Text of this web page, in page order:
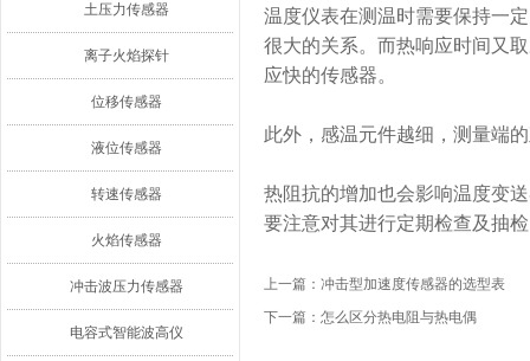
土压力传感器
离子火焰探针
位移传感器
液位传感器
转速传感器
火焰传感器
冲击波压力传感器
电容式智能波高仪
温度仪表在测温时需要保持一
很大的关系。而热响应时间又
应快的传感器。
此外，感温元件越细，测量端
热阻抗的增加也会影响温度变
要注意对其进行定期检查及抽
上一篇： 冲击型加速度传感器的选型表
下一篇： 怎么区分热电阻与热电偶